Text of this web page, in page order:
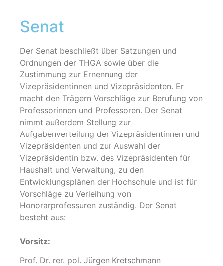
Senat
Der Senat beschließt über Satzungen und
Ordnungen der THGA sowie über die
Zustimmung zur Ernennung der
Vizepräsidentinnen und Vizepräsidenten. Er
macht den Trägern Vorschläge zur Berufung von
Professorinnen und Professoren. Der Senat
nimmt außerdem Stellung zur
Aufgabenverteilung der Vizepräsidentinnen und
Vizepräsidenten und zur Auswahl der
Vizepräsidentin bzw. des Vizepräsidenten für
Haushalt und Verwaltung, zu den
Entwicklungsplänen der Hochschule und ist für
Vorschläge zu Verleihung von
Honorarprofessuren zuständig. Der Senat
besteht aus:
Vorsitz:
Prof. Dr. rer. pol. Jürgen Kretschmann